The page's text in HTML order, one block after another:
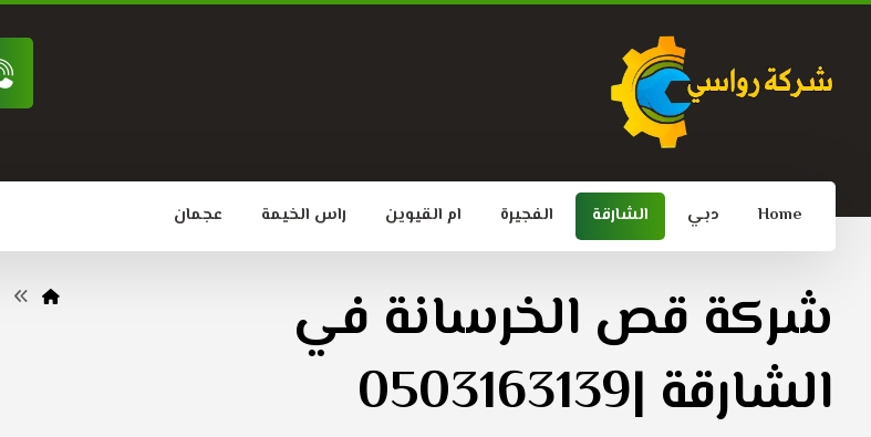
Home دبي الشارقة الفجيرة ام القيوين راس الخيمة عجمان
شركة قص الخرسانة في
الشارقة |0503163139